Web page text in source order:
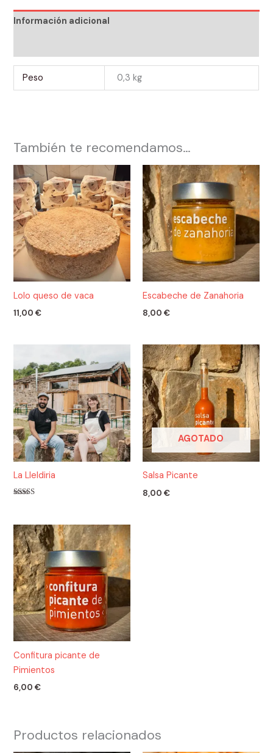
Información adicional
Peso 0,3 kg
También te recomendamos…
Lolo queso de vaca
11,00€
Escabeche de Zanahoria
8,00 €
La Lleldiria
de 5
AGOTADO
Salsa Picante
8,00 €
Confitura picante de
Pimientos
6,00€
Productos relacionados